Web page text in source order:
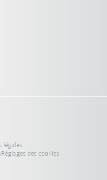
légales
Réglages des cookies